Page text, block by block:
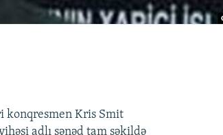
konqresmen Kris Smit
adlı sənəd tam şəkildə